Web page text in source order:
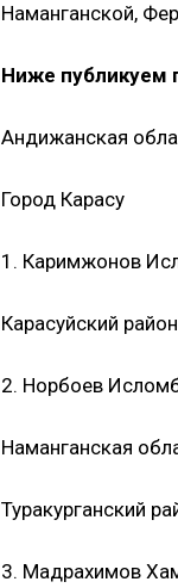
Наманганской,
Ниже публикуем
Андижанская
Город Карасу
1. Каримжонов
Карасуйский район
2. Норбоев
Наманганская
Туракурганский
3. Мадрахимов